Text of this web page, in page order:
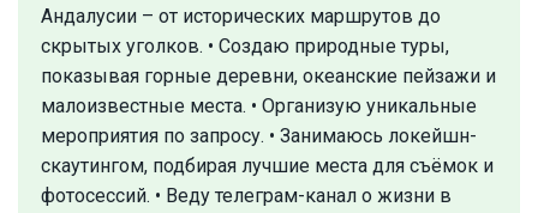
Андалусии – от исторических маршрутов до
скрытых уголков. • Создаю природные туры,
показывая горные деревни, океанские пейзажи и
малоизвестные места. • Организую уникальные
мероприятия по запросу. • Занимаюсь локейшн-
скаутингом, подбирая лучшие места для съёмок и
фотосессий. • Веду телеграм-канал о жизни в